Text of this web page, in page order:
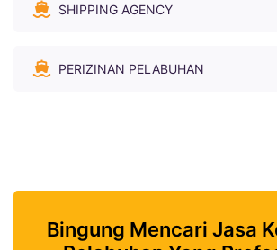
SHIPPING AGENCY
PERIZINAN PELABUHAN
Bingung Mencari Jasa